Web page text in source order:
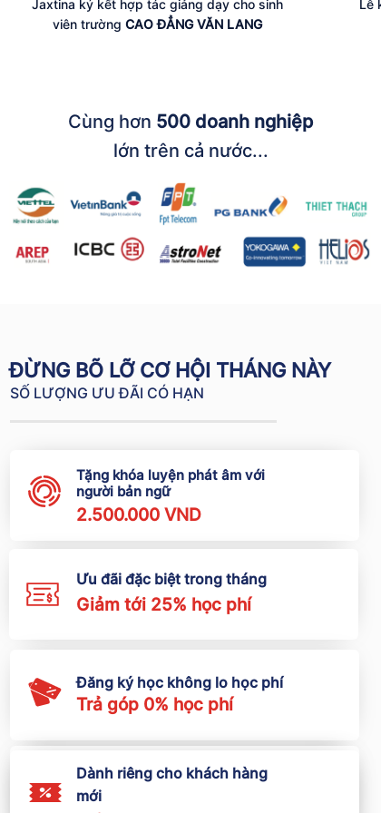
Cùng hơn 500 doanh nghiệp
lớn trên cả nước...
Jaxtina ký kết hợp tác giảng dạy cho sinh
viên trường CAO ĐẲNG VĂN LANG
Lễ
ĐỪNG BÕ LỠ CƠ HỘI THÁNG NÀY
SỐ LƯỢNG ƯU ĐÃI CÓ HẠN
Tặng khóa luyện phát âm với
người bản ngữ
2.500.000 VND
Ưu đãi đặc biệt trong tháng
Giảm tới 25% học phí
Đăng ký học không lo học phí
Trả góp 0% học phí
Đăng ký Combo 2 khoá học
tặng ngay
Dành riêng cho khách hàng
mới